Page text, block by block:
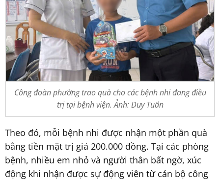
Công đoàn phường trao quà cho các bệnh nhi đang điều
trị tại bệnh viện. Ảnh: Duy Tuấn
Theo đó, mỗi bệnh nhi được nhận một phần quà
bằng tiền mặt trị giá 200.000 đồng. Tại các phòng
bệnh, nhiều em nhỏ và người thân bất ngờ, xúc
động khi nhận được sự động viên từ cán bộ công